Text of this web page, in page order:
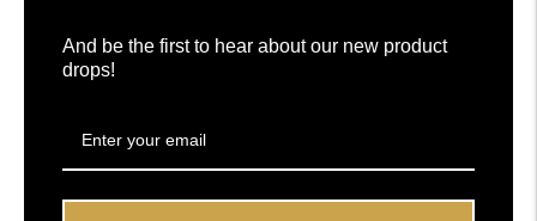
And be the first to hear about our new product
drops!